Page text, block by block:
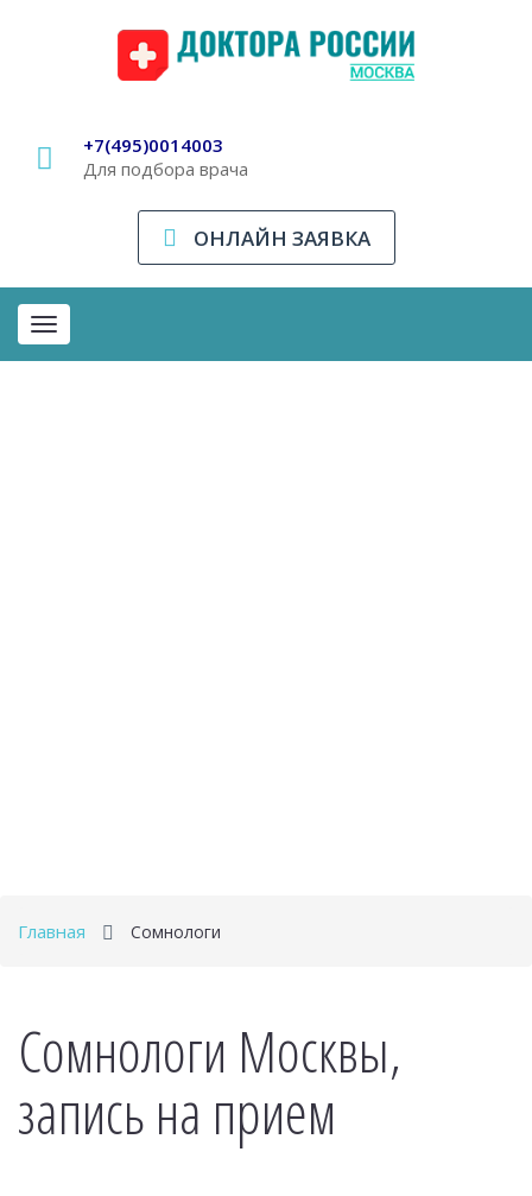
+7(495)0014003
Для подбора врача
ОНЛАЙН ЗАЯВКА
Toggle
navigation
Главная Сомнологи
Сомнологи Москвы,
запись на прием